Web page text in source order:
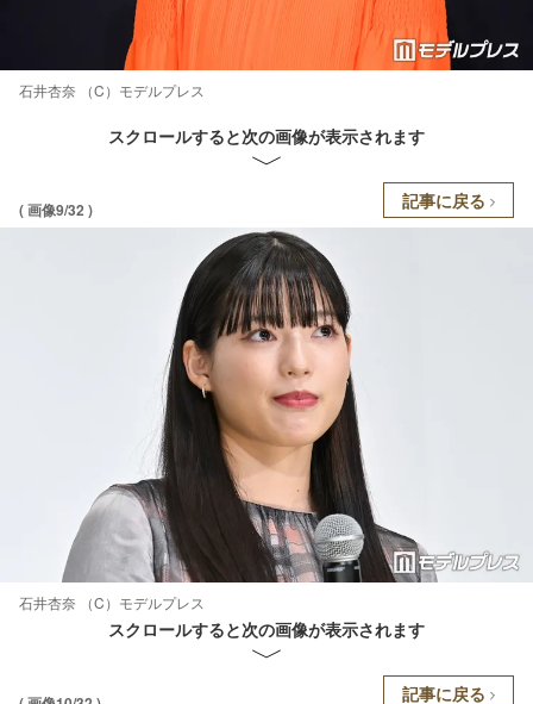
石井杏奈 （C）モデルプレス
スクロールすると次の画像が表示されます
( 画像9/32 ) 記事に戻る
石井杏奈 （C）モデルプレス
スクロールすると次の画像が表示されます
記事に戻る